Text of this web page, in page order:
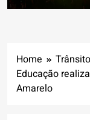
Home
Trânsito
Educação
Amarelo